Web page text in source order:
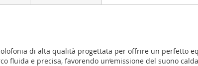
di alta qualità progettata per offrire un perfetto
fluida e precisa, favorendo un’emissione del suono